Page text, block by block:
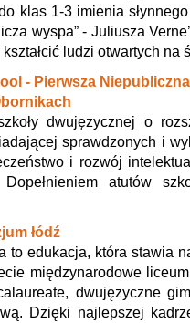
klas 1-3 imienia
wyspa” - Juliusza
ludzi otwartych na
- Pierwsza
dwujęzycznej o
sprawdzonych i
i rozwój
atutów
łódź
to edukacja, która stawia
międzynarodowe
dwujęzyczne
Dzięki najlepszej